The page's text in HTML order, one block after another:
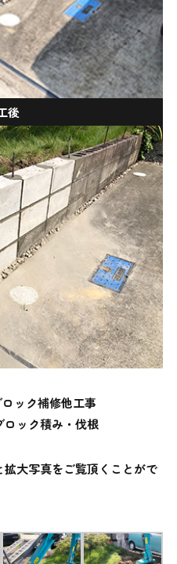
後
ック補修他工事
ロック積み・伐根
大写真をご覧頂くことがで